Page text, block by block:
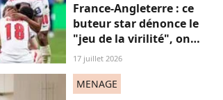
France-Angleterre : ce
buteur star dénonce le
"jeu de la virilité", on
décrypte ses mots pas très
17 juillet 2026
MENAGE